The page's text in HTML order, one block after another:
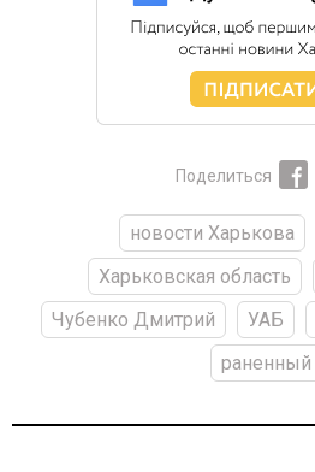
Поделиться
новости Харькова
Харьковская область
Чубенко Дмитрий
УАБ
раненный